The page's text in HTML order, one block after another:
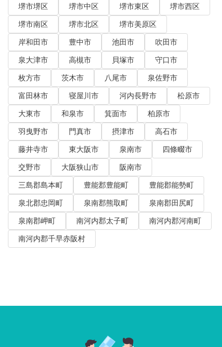
堺市堺区
堺市中区 堺市東区
堺市西区
堺市南区
堺市北区
堺市美原区
岸和田市
豊中市 池田市
吹田市
泉大津市
高槻市 貝塚市
守口市
枚方市
茨木市 八尾市
泉佐野市
富田林市
寝屋川市 河内長野市
松原市
大東市
和泉市 箕面市
柏原市
羽曳野市
門真市 摂津市
高石市
藤井寺市
東大阪市 泉南市
四條畷市
交野市
大阪狭山市
阪南市
三島郡島本町
豊能郡豊能町
豊能郡能勢町
泉北郡忠岡町
泉南郡熊取町
泉南郡田尻町
泉南郡岬町
南河内郡太子町
南河内郡河南町
南河内郡千早赤阪村